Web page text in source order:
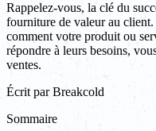
Rappelez-vous, la clé du
fourniture de valeur au
comment votre produit ou
répondre à leurs besoins,
ventes.
Écrit par Breakcold
Sommaire